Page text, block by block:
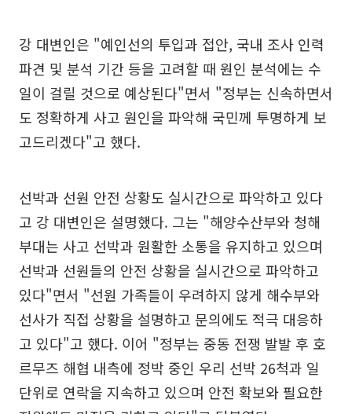
강 대변인은 "예인선의 투입과 접안, 국내 조사 인력
파견 및 분석 기간 등을 고려할 때 원인 분석에는 수
일이 걸릴 것으로 예상된다"면서 "정부는 신속하면서
도 정확하게 사고 원인을 파악해 국민께 투명하게 보
고드리겠다"고 했다.
선박과 선원 안전 상황도 실시간으로 파악하고 있다
고 강 대변인은 설명했다. 그는 "해양수산부와 청해
부대는 사고 선박과 원활한 소통을 유지하고 있으며
선박과 선원들의 안전 상황을 실시간으로 파악하고
있다"면서 "선원 가족들이 우려하지 않게 해수부와
선사가 직접 상황을 설명하고 문의에도 적극 대응하
고 있다"고 했다. 이어 "정부는 중동 전쟁 발발 후 호
르무즈 해협 내측에 정박 중인 우리 선박 26척과 일
단위로 연락을 지속하고 있으며 안전 확보와 필요한